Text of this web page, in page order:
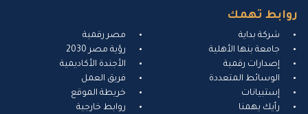
روابط تهمك
شركة بداية
جامعة بنها الأهلية
إصدارات رقمية
الوسائط المتعددة
إستبيانات
رأيك يهمنا
مصر رقمية
رؤية مصر 2030
الأجندة الأكاديمية
فريق العمل
خريطة الموقع
روابط خارجية